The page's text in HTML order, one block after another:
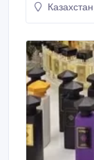
закупок: